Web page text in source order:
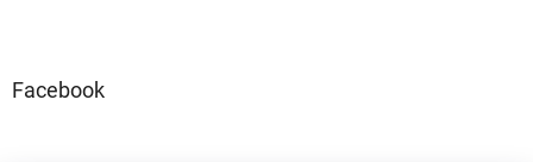
Facebook